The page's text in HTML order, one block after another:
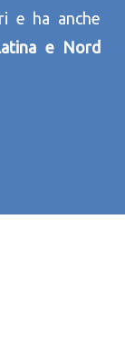
e ha anche
e Nord